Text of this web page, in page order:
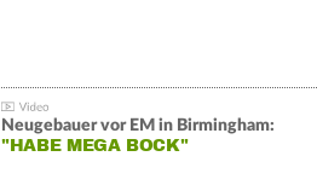
Neugebauer vor EM in Birmingham:
"HABE MEGA BOCK"